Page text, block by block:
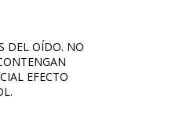
DEL OÍDO. NO
EFECTO